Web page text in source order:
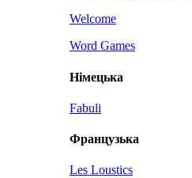
Welcome
Word Games
Німецька
Fabuli
Французька
Les Loustics